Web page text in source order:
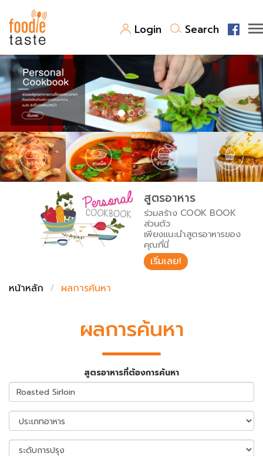
Login Search
สูตรอาหาร
สูตรอาหารล่าสุด
Top Foodie
พาไปชิม
สารพันก้นครัว
เคล็ดลับน่ารู้
เปรียบเทียบหน่วยการตวง
เปรียบเทียบอุณหภูมิ
เปรียบเทียบน้ำหนักวัตถุดิบ
FoodPedia
สร้าง Cookbook
สูตรอาหาร
ร่วมสร้าง COOK BOOK
ส่วนตัว
เพียงแนะนำสูตรอาหารของ
คุณที่นี่
เริ่มเลย!
หน้าหลัก
ผลการค้นหา
ผลการค้นหา
สูตรอาหารที่ต้องการค้นหา